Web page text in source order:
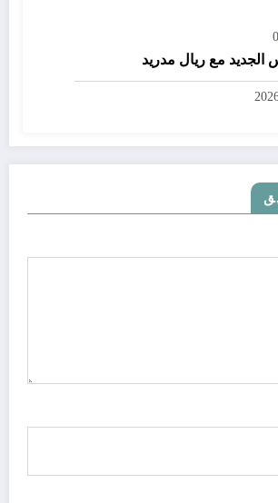
0
الجديد مع ريال مدريد